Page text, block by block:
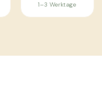
1–3 Werktage